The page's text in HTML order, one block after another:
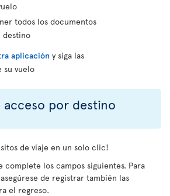
todos los documentos
destino
aplicación y siga las
su vuelo
acceso por destino
de viaje en un solo clic!
complete los campos siguientes. Para
de registrar también las
el regreso.